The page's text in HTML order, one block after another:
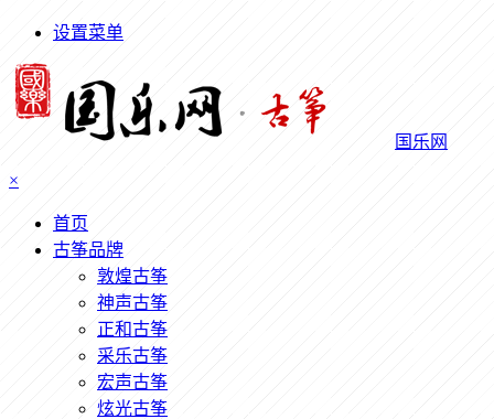
设置菜单
国乐网
×
首页
古筝品牌
敦煌古筝
神声古筝
正和古筝
采乐古筝
宏声古筝
炫光古筝